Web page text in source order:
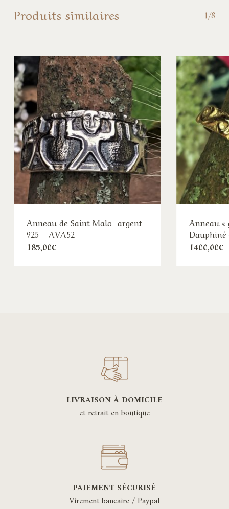
Produits similaires 1/8
Anneau de Saint Malo -argent
925 – AVA52
185,00€
Anneau «
Dauphiné
1400,00€
LIVRAISON À DOMICILE
et retrait en boutique
PAIEMENT SÉCURISÉ
Virement bancaire / Paypal